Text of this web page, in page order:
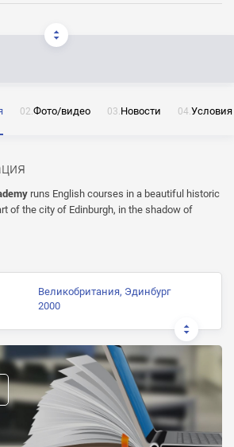
Фото/видео Новости
runs English courses in a beautiful historic
of the city of Edinburgh, in the shadow of
Великобритания, Эдинбург
2000
«Отправить» я даю согласие
моих персональных данных
«Отправить» я даю согласие
моих персональных данных
ОТПРАВИТЬ